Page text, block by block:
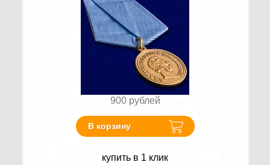
900 рублей
В корзину
купить в 1 клик